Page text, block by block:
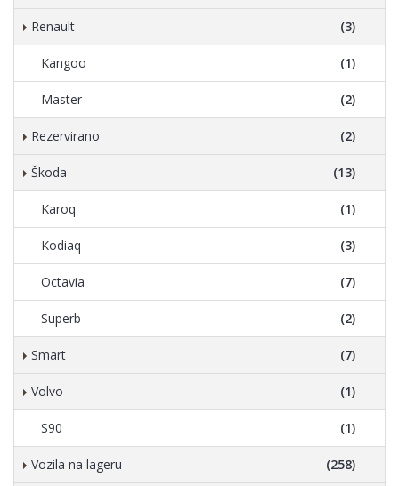
Renault (3)
Kangoo (1)
Master (2)
Rezervirano (2)
Škoda (13)
Karoq (1)
Kodiaq (3)
Octavia (7)
Superb (2)
Smart (7)
Volvo (1)
S90 (1)
Vozila na lageru (258)